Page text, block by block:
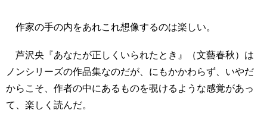
作家の手の内をあれこれ想像するのは楽しい。
芦沢央『あなたが正しくいられたとき』（文藝春秋）は
ノンシリーズの作品集なのだが、にもかかわらず、いやだ
からこそ、作者の中にあるものを覗けるような感覚があっ
て、楽しく読んだ。